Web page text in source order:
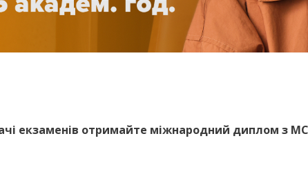
екзаменів отримайте міжнародний диплом з